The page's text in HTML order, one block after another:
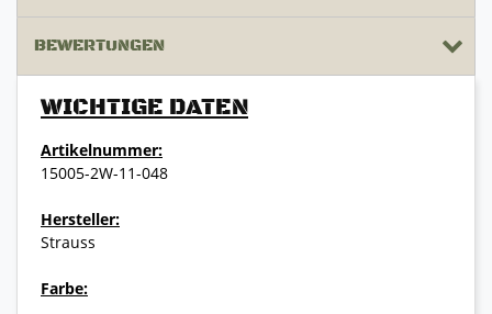
BEWERTUNGEN
WICHTIGE DATEN
Artikelnummer:
15005-2W-11-048
Hersteller:
Strauss
Farbe: